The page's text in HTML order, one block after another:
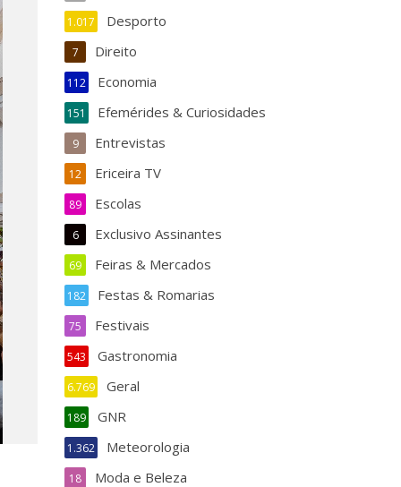
Desporto
1.017
Direito
7
Economia
112
Efemérides & Curiosidades
151
Entrevistas
9
Ericeira TV
12
Escolas
89
Exclusivo Assinantes
6
Feiras & Mercados
69
Festas & Romarias
182
Festivais
75
Gastronomia
543
Geral
6.769
GNR
189
Meteorologia
1.362
Moda e Beleza
18